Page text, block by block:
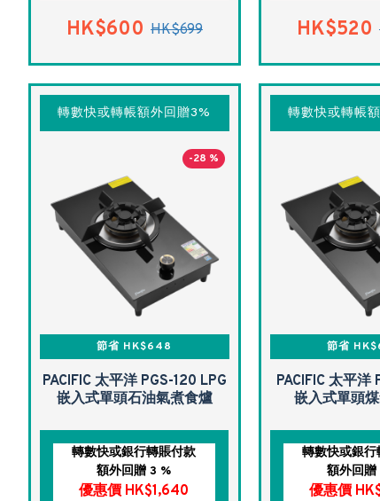
HK$600 HK$699 HK$520
轉數快或轉帳額外回贈3%
-28 %
節省 HK$648
PACIFIC 太平洋 PGS-120 LPG
嵌入式單頭石油氣煮食爐
轉數快或銀行轉賬付款
額外回贈 3 %
優惠價 HK$1,640
轉數快或轉帳
節省
PACIFIC 太平洋
嵌入式單頭
轉數快或銀
額外回贈
優惠價